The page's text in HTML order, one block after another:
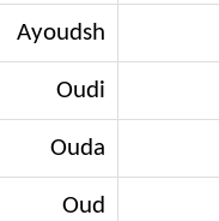
Ayoudsh
Oudi
Ouda
Oud